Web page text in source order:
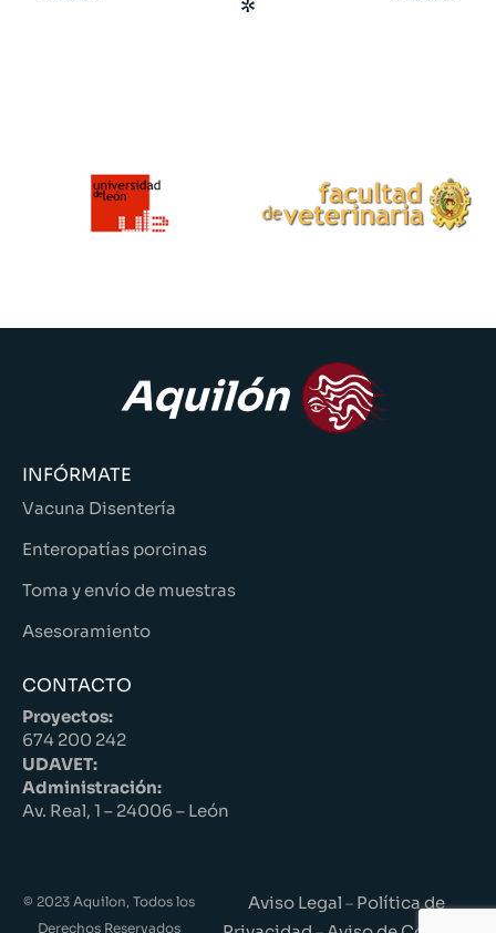
INFÓRMATE
Vacuna Disentería
Enteropatías porcinas
Toma y envío de muestras
Asesoramiento
CONTACTO
Proyectos:
674 200 242
UDAVET:
Administración:
Av. Real, 1 – 24006 – León
© 2023 Aquilon, Todos los
Derechos Reservados
Aviso Legal – Política de